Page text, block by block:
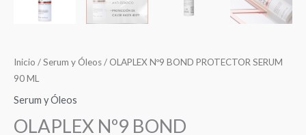
Inicio /Serum y Óleos/ OLAPLEX Nº9 BOND PROTECTOR SERUM
90 ML
Serum y Óleos
OLAPLEX Nº9 BOND